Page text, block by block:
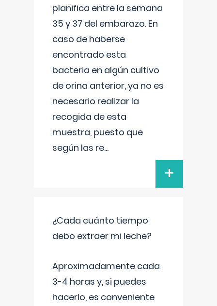
planifica entre la semana
35 y 37 del embarazo. En
caso de haberse
encontrado esta
bacteria en algún cultivo
de orina anterior, ya no es
necesario realizar la
recogida de esta
muestra, puesto que
según las re...
+
¿Cada cuánto tiempo
debo extraer mi leche?
Aproximadamente cada
3-4 horas y, si puedes
hacerlo, es conveniente